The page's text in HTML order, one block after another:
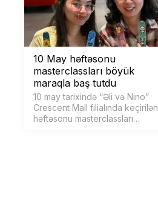
10 May həftəsonu
masterclassları böyük
maraqla baş tutdu
10 may tarixində “Əli və Nino”
Crescent Mall filialında keçirilən
həftəsonu masterclassları